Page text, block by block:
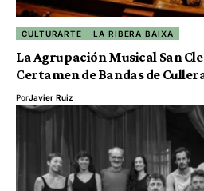
CULTURARTE LA RIBERA BAIXA
La Agrupación Musical San
Certamen de Bandas de
PorJavier Ruiz